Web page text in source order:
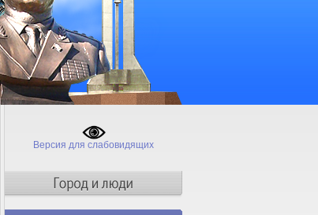
Версия для слабовидящих